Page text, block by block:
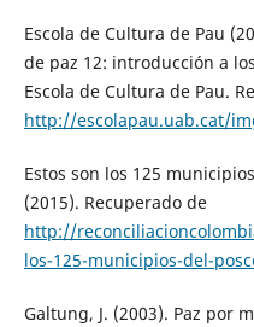
Escola de Cultura de Pau
de paz 12: introducción a
Escola de Cultura de Pau.
http://escolapau.uab.cat/
Estos son los 125
(2015). Recuperado de
http://
los-125-municipios-del-
Galtung, J. (2003). Paz por